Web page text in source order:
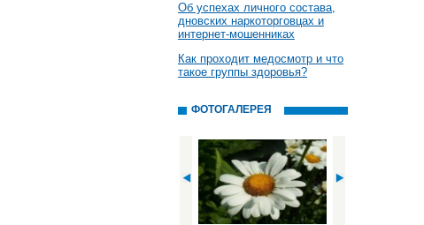
Об успехах личного состава,
дновских наркоторговцах и
интернет-мошенниках
Как проходит медосмотр и что
такое группы здоровья?
ФОТОГАЛЕРЕЯ